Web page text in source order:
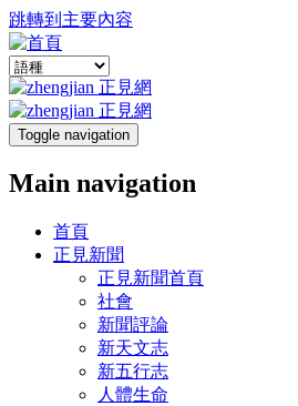
跳轉到主要內容
Toggle navigation
Main navigation
首頁
正見新聞
正見新聞首頁
社會
新聞評論
新天文志
新五行志
人體生命